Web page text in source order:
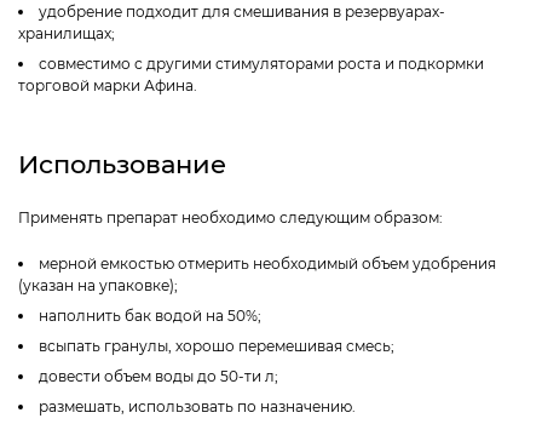
удобрение подходит для смешивания в резервуарах-
хранилищах;
совместимо с другими стимуляторами роста и подкормки
торговой марки Афина.
Использование
Применять препарат необходимо следующим образом:
мерной емкостью отмерить необходимый объем удобрения
(указан на упаковке);
наполнить бак водой на 50%;
всыпать гранулы, хорошо перемешивая смесь;
довести объем воды до 50-ти л;
размешать, использовать по назначению.